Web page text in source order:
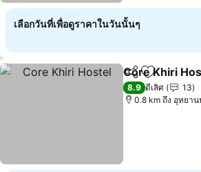
เลือกวันที่เพื่อดูราคาในวันนั้นๆ
แชร์ เพิ่มในราย
Core Khiri
8.9 ดีเลิศ
13
0.8 km ถึง อุทยา